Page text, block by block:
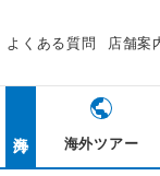
よくある質問 店舗案
海外ツアー